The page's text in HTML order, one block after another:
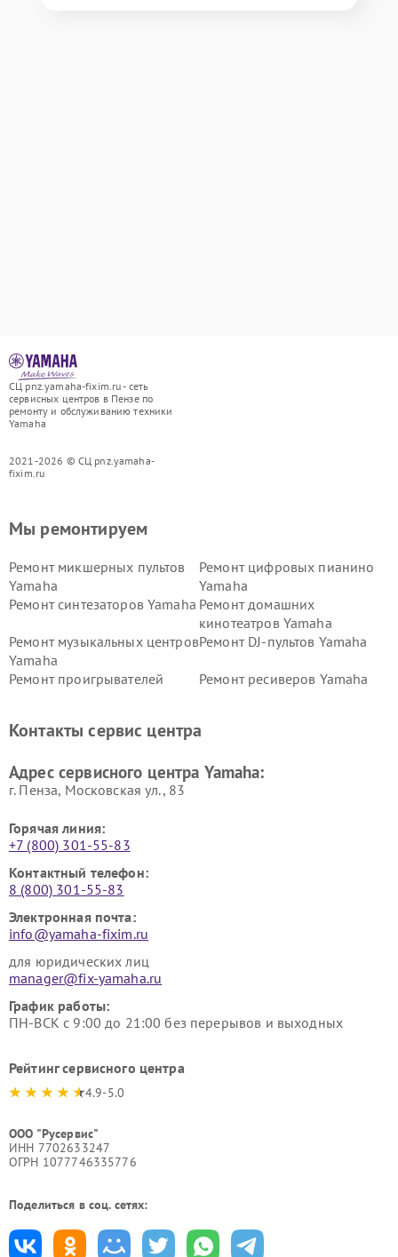
СЦ pnz.yamaha-fixim.ru - сеть
сервисных центров в Пензе по
ремонту и обслуживанию техники
Yamaha
2021-2026 © СЦ pnz.yamaha-
fixim.ru
Мы ремонтируем
Ремонт микшерных пультов
Yamaha
Ремонт цифровых пианино
Yamaha
Ремонт синтезаторов Yamaha Ремонт домашних
кинотеатров Yamaha
Ремонт музыкальных центров
Yamaha
Ремонт DJ-пультов Yamaha
Ремонт проигрывателей
Ремонт ресиверов Yamaha
Yamaha
Yamaha
Контакты сервис центра
Адрес сервисного центра Yamaha:
г. Пенза, Московская ул., 83
Горячая линия:
+7 (800) 301-55-83
Контактный телефон:
8 (800) 301-55-83
Электронная почта:
info@yamaha-fixim.ru
для юридических лиц
manager@fix-yamaha.ru
График работы:
ПН-ВСК с 9:00 до 21:00 без перерывов и выходных
Рейтинг сервисного центра
4.9-5.0
ООО "Русервис"
ИНН 7702633247
ОГРН 1077746335776
Поделиться в соц. сетях: